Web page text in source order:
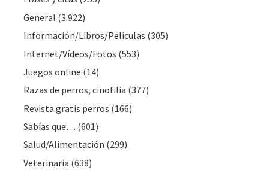
General (3.922)
Información/Libros/Películas (305)
Internet/Vídeos/Fotos (553)
Juegos online (14)
Razas de perros, cinofilia (377)
Revista gratis perros (166)
Sabías que… (601)
Salud/Alimentación (299)
Veterinaria (638)